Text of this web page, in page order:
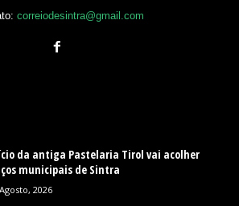
correiodesintra@gmail.com
da antiga Pastelaria Tirol vai acolher
municipais de Sintra
2026